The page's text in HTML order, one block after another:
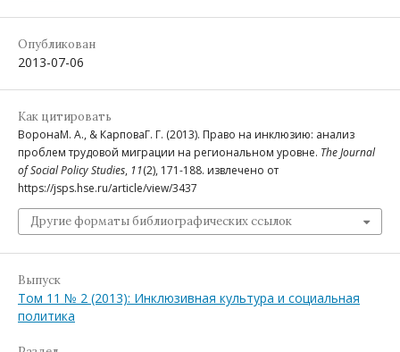
Опубликован
2013-07-06
Как цитировать
ВоронаМ. А., & КарповаГ. Г. (2013). Право на инклюзию: анализ
проблем трудовой миграции на региональном уровне. The Journal
of Social Policy Studies, 11(2), 171-188. извлечено от
https://jsps.hse.ru/article/view/3437
Другие форматы библиографических ссылок
Выпуск
Том 11 № 2 (2013): Инклюзивная культура и социальная
политика